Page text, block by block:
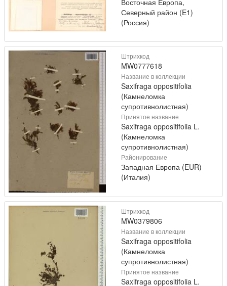
Северный район (E1)
(Россия)
Штрихкод
MW0777618
Название в коллекции
Saxifraga oppositifolia
(Камнеломка
супротивнолистная)
Принятое название
Saxifraga oppositifolia L.
(Камнеломка
супротивнолистная)
Районирование
Западная Европа (EUR)
(Италия)
Штрихкод
MW0379806
Название в коллекции
Saxifraga oppositifolia
(Камнеломка
супротивнолистная)
Принятое название
Saxifraga oppositifolia L.